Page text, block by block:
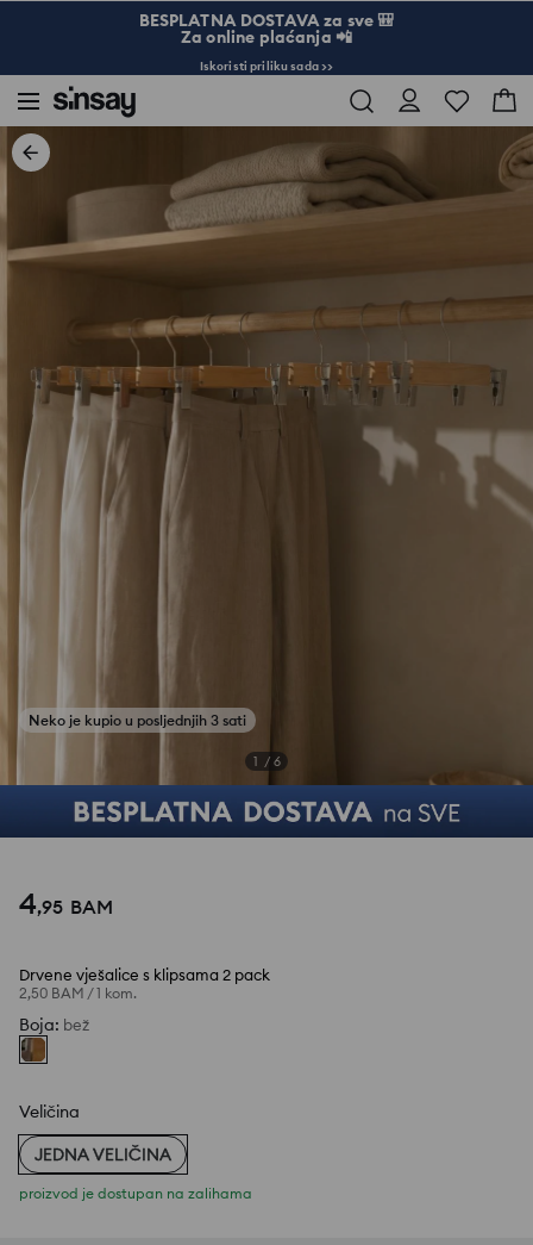
BESPLATNA DOSTAVA za sve 🎒
Za online plaćanja 📲
Iskoristi priliku sada >>
1 / 6
4,95 BAM
Drvene vješalice s klipsama 2 pack
2,50 BAM /1 kom.
Boja: bež
Veličina
JEDNA VELIČINA
proizvod je dostupan na zalihama